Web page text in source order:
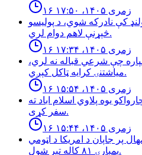
۱۶ زمری ۱۴۰۵، ۱۷:۵۰
کې نادرکه شوي، د پولیسو
څېړنې لاهم دوام لري.
۱۶ زمری ۱۴۰۵، ۱۷:۳۴
چې شرعي قباله نه لري،
میاشتنۍ کرایه ټاکل کېږي.
۱۶ زمری ۱۴۰۵، ۱۵:۵۴
یوه پلاوي اسلام اباد ته
سفر کړی.
۱۶ زمری ۱۴۰۵، ۱۵:۴۴
پر جاپان د امريکا د اټومي
بمبارۍ ۸۱ کاله تېر شول.